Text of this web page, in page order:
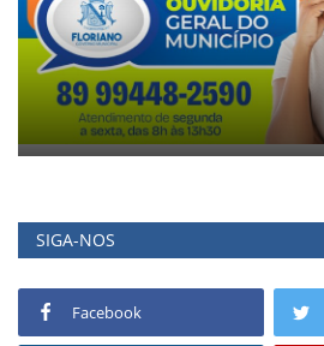
SIGA-NOS
Facebook